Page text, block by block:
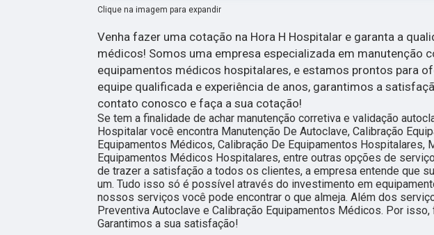
Clique na imagem para expandir
Venha fazer uma cotação na Hora H Hospitalar e garanta a
médicos! Somos uma empresa especializada em manutenção
equipamentos médicos hospitalares, e estamos prontos para
equipe qualificada e experiência de anos, garantimos a
contato conosco e faça a sua cotação!
Se tem a finalidade de achar manutenção corretiva e validação
Hospitalar você encontra Manutenção De Autoclave, Calibração
Equipamentos Médicos, Calibração De Equipamentos Hospitalares,
Equipamentos Médicos Hospitalares, entre outras opções de
de trazer a satisfação a todos os clientes, a empresa entende que
um. Tudo isso só é possível através do investimento em
nossos serviços você pode encontrar o que almeja. Além dos
Preventiva Autoclave e Calibração Equipamentos Médicos. Por
Garantimos a sua satisfação!